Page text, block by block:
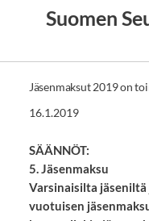
Suomen
Jäsenmaksut 2019 on
16.1.2019
SÄÄNNÖT:
5. Jäsenmaksu
Varsinaisilta
vuotuisen